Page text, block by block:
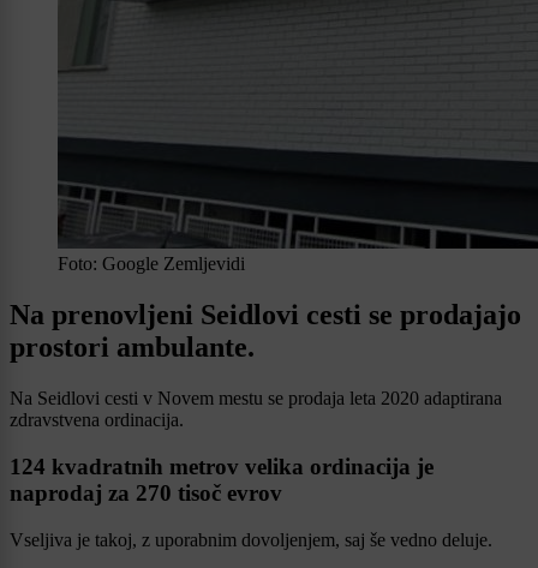
Foto: Google Zemljevidi
Na prenovljeni Seidlovi cesti se prodajajo
prostori ambulante.
Na Seidlovi cesti v Novem mestu se prodaja leta 2020 adaptirana
zdravstvena ordinacija.
124 kvadratnih metrov velika ordinacija je
naprodaj za 270 tisoč evrov
Vseljiva je takoj, z uporabnim dovoljenjem, saj še vedno deluje.